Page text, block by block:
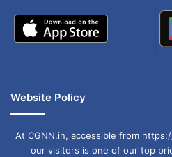
Website Policy
At CGNN.in, accessible from
our visitors is one of our top